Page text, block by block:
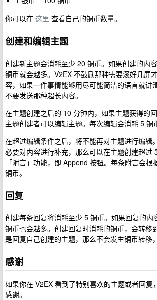
你可以在 这里 查看自己的铜币数量。
创建和编辑主题
创建新主题会消耗至少 20 铜币。如果创建的内
铜币就会越多。V2EX 不鼓励那种需要滚好几屏
容，如果一件事情能够用尽可能简洁的语言就讲
不要发送那种超长内容。
在主题创建之后的 10 分钟内，如果主题获得的
主题创建者可以编辑主题。每次编辑会消耗 5 铜
在超过编辑条件之后，将不能再对主题进行编辑
必要对内容进行补充，那么可以在主题创建超过
「附言」功能，即 Append 按钮。每条附言会根
铜币。
回复
创建每条回复将消耗至少 5 铜币。如果回复的内
铜币也会越多。创建回复时消耗的铜币，会转移
是回复自己创建的主题，那么不会发生铜币转移
感谢
如果你在 V2EX 看到了特别喜欢的主题或者回复
感谢。